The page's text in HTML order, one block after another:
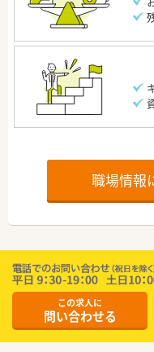
職場情報
この求人に
問い合わせる